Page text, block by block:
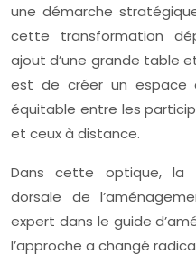
une démarche
cette transformation
ajout d’une grande table
est de créer un espace
équitable entre les
et ceux à distance.
Dans cette optique, la
dorsale de
expert dans le guide
l’approche a changé